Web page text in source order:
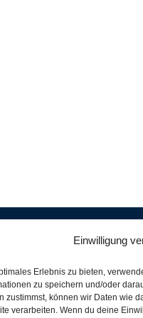
Einwilligung
Erlebnis zu bieten,
zu speichern und/oder
zustimmst, können wir Daten wie
verarbeiten. Wenn du deine
und